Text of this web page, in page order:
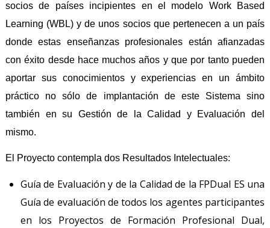
socios de países incipientes en el modelo Work Based
Learning (WBL) y de unos socios que pertenecen a un país
donde estas enseñanzas profesionales están afianzadas
con éxito desde hace muchos años y que por tanto pueden
aportar sus conocimientos y experiencias en un ámbito
práctico no sólo de implantación de este Sistema sino
también en su Gestión de la Calidad y Evaluación del
mismo.
El Proyecto contempla dos Resultados Intelectuales:
Guía de Evaluación y de la Calidad de la FPDual ES una
Guía de evaluación de todos los agentes participantes
en los Proyectos de Formación Profesional Dual,